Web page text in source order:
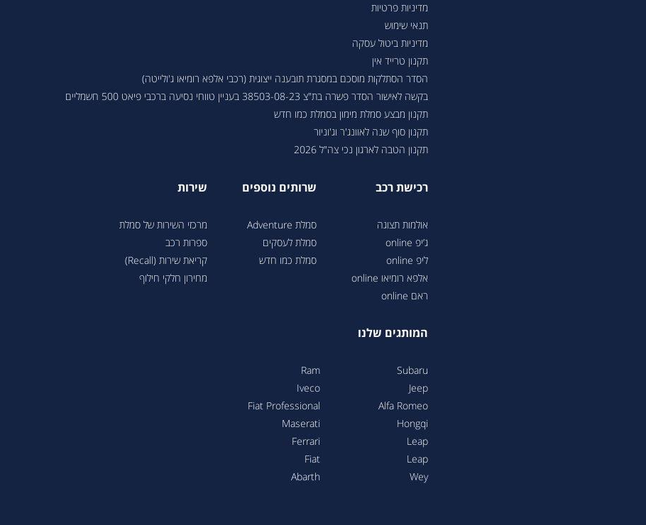
מדיניות פרטיות
תנאי שימוש
מדיניות ביטול עסקה
תקנון טרייד אין
הסדר הסתלקות מוסכם במסגרת תובענה ייצוגית (רכבי אלפא רומיאו ג'ולייטה)
בקשה לאישור הסדר פשרה בת"צ 38503-08-23 בעניין טווחי נסיעה ברכבי פיאט 500 חשמליים
תקנון מבצע סמלת מימון בסמלת כמו חדש
תקנון סוף שנה לאוונג'ר וג'וניור
תקנון הטבה לארגון נכי צה"ל 2026
רכישת רכב
אולמות תצוגה
ג’יפ online
ליפ online
אלפא רומיאו online
ראם online
שרותים נוספים
סמלת Adventure
סמלת לעסקים
סמלת כמו חדש
שירות
מרכזי השירות של סמלת
ספרות רכב
קריאת שירות (Recall)
מחירון חלקי חילוף
המותגים שלנו
Subaru
Jeep
Alfa Romeo
Hongqi
Leap
Leap
Wey
Ram
Iveco
Fiat Professional
Maserati
Ferrari
Fiat
Abarth